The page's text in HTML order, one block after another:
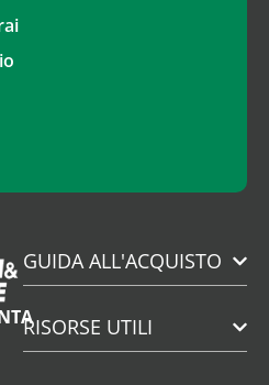
GUIDA ALL'ACQUISTO
RISORSE UTILI